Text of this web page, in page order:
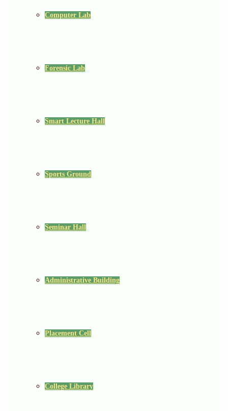
Computer Lab
Forensic Lab
Smart Lecture Hall
Sports Ground
Seminar Hall
Administrative Building
Placement Cell
College Library